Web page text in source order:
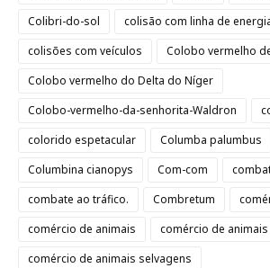
Colibri-do-sol
colisão com linha de
colisões com veículos
Colobo vermelho
Colobo vermelho do Delta do Níger
Colobo-vermelho-da-senhorita-Waldron
colorido espetacular
Columba palumbus
Columbina cianopys
Com-com
combate ao tráfico.
Combretum
comércio de animais
comércio de
comércio de animais selvagens